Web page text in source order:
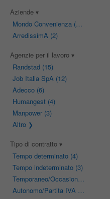
Aziende
Mondo Convenienza(26)
ArredissimA(2)
Agenzie per il lavoro
Randstad(15)
Job Italia SpA(12)
Adecco(6)
Humangest(4)
Manpower(3)
Altro
Tipo di contratto
Tempo determinato(4)
Tempo indeterminato(3)
Temporaneo/Occasionale
Autonomo/Partita IVA(1)